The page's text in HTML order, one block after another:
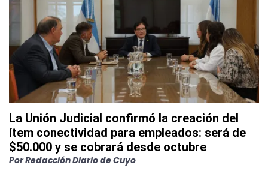
La Unión Judicial confirmó la creación del
ítem conectividad para empleados: será de
$50.000 y se cobrará desde octubre
PorRedacción Diario de Cuyo